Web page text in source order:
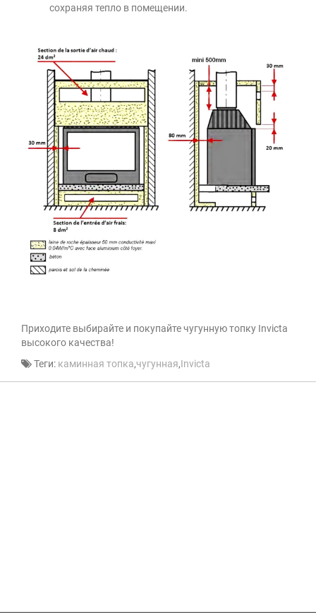
сохраняя тепло в помещении.
Приходите выбирайте и покупайте чугунную топку Invicta
высокого качества!
Теги: каминная топка,чугунная,Invicta